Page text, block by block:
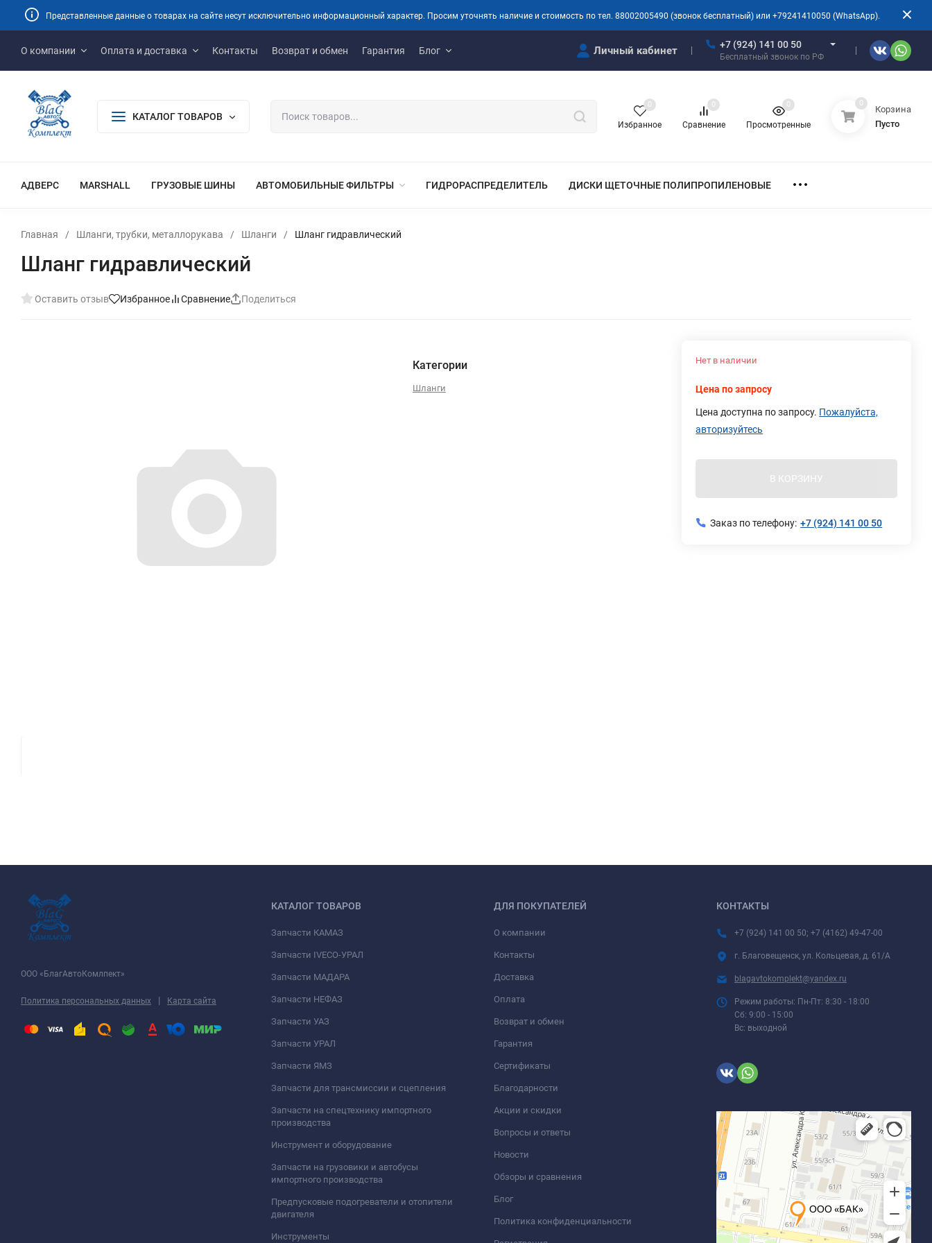
Представленные данные о товарах на сайте несут исключительно информационный характер. Просим уточнять наличие и стоимость по тел. 88002005490 (звонок бесплатный) или +79241410050 (WhatsApp).
О компании Оплата и доставка Контакты Возврат и обмен Гарантия Блог Личный кабинет +7 (924) 141 00 50
Бесплатный звонок по РФ
КАТАЛОГ ТОВАРОВ
Избранное
0
Сравнение
0
Просмотренные
0 0
Корзина
Пусто
АДВЕРС MARSHALL ГРУЗОВЫЕ ШИНЫ АВТОМОБИЛЬНЫЕ ФИЛЬТРЫ ГИДРОРАСПРЕДЕЛИТЕЛЬ ДИСКИ ЩЕТОЧНЫЕ ПОЛИПРОПИЛЕНОВЫЕ
Главная / Шланги, трубки, металлорукава / Шланги / Шланг гидравлический
Шланг гидравлический
Оставить отзыв Избранное Сравнение Поделиться
Категории
Шланги
Нет в наличии
Цена по запросу
Цена доступна по запросу. Пожалуйста,
авторизуйтесь
В КОРЗИНУ
Заказ по телефону: +7 (924) 141 00 50
ООО «БлагАвтоКомлпект»
Политика персональных данных | Карта сайта
КАТАЛОГ ТОВАРОВ
Запчасти КАМАЗ
Запчасти IVECO-УРАЛ
Запчасти МАДАРА
Запчасти НЕФАЗ
Запчасти УАЗ
Запчасти УРАЛ
Запчасти ЯМЗ
Запчасти для трансмиссии и сцепления
Запчасти на спецтехнику импортного
производства
Инструмент и оборудование
Запчасти на грузовики и автобусы
импортного производства
Предпусковые подогреватели и отопители
двигателя
Инструменты
ДЛЯ ПОКУПАТЕЛЕЙ
О компании
Контакты
Доставка
Оплата
Возврат и обмен
Гарантия
Сертификаты
Благодарности
Акции и скидки
Вопросы и ответы
Новости
Обзоры и сравнения
Блог
Политика конфиденциальности
КОНТАКТЫ
+7 (924) 141 00 50; +7 (4162) 49-47-00
г. Благовещенск, ул. Кольцевая, д. 61/А
blagavtokomplekt@yandex.ru
Режим работы: Пн-Пт: 8:30 - 18:00
Сб: 9:00 - 15:00
Вс: выходной